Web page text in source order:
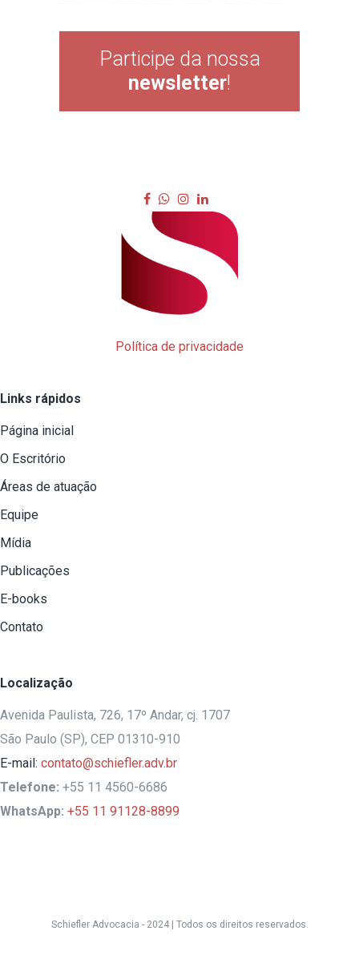
Participe da nossa
newsletter!
Política de privacidade
Links rápidos
Página inicial
O Escritório
Áreas de atuação
Equipe
Mídia
Publicações
E-books
Contato
Localização
Avenida Paulista, 726, 17º Andar, cj. 1707
São Paulo (SP), CEP 01310-910
E-mail: contato@schiefler.adv.br
Telefone: +55 11 4560-6686
WhatsApp: +55 11 91128-8899
Schiefler Advocacia - 2024 | Todos os direitos reservados.